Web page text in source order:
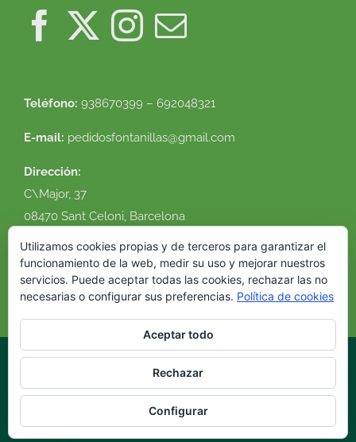
Teléfono: 938670399 – 692048321
E-mail: pedidosfontanillas@gmail.com
Dirección:
C\Major, 37
08470 Sant Celoni, Barcelona
Ver en google maps
© 2016 Flor Natural. Todos los derechos reservados. |
cookies|Condiciones de uso|Envíos y devoluciones|Diseño
webVirtualDomus
Utilizamos cookies propias y de terceros para garantizar el
funcionamiento de la web, medir su uso y mejorar nuestros
servicios. Puede aceptar todas las cookies, rechazar las no
necesarias o configurar sus preferencias. Política de cookies
Aceptar todo
Rechazar
Configurar